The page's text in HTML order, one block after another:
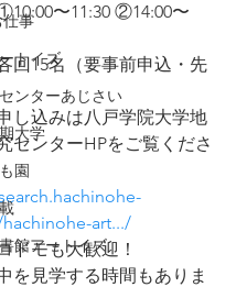
事
トイズ
ンターあじさい
大学
園
館アートイズ
〜11:30 ②14:00〜
回15名（要事前申込・先
し込みは八戸学院大学地
センターHPをご覧くださ
art.../
ドモも大歓迎！
を見学する時間もありま